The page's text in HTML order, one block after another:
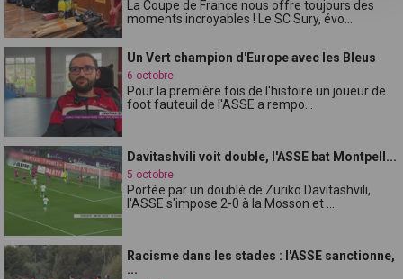
La Coupe de France nous offre toujours des
moments incroyables ! Le SC Sury, évo...
Un Vert champion d'Europe avec les Bleus
6 octobre
Pour la première fois de l'histoire un joueur de
foot fauteuil de l'ASSE a rempo...
Davitashvili voit double, l'ASSE bat Montpell...
5 octobre
Portée par un doublé de Zuriko Davitashvili,
l'ASSE s'impose 2-0 à la Mosson et ...
Racisme dans les stades : l'ASSE sanctionne,
...